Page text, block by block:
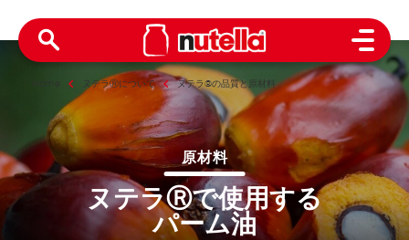
Open
ヌテラⓇについて ヌテラ®の品質と原材料
原材料
ヌテラⓇで使用する
パーム油